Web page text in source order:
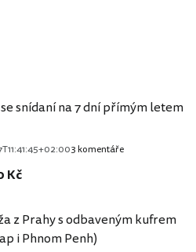
snídaní na 7 dní přímým letem
3 komentáře
Kč
z Prahy s odbaveným kufrem
i Phnom Penh)